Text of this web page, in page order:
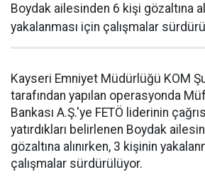
Boydak ailesinden 6 kişi gözaltına
yakalanması için çalışmalar
Kayseri Emniyet Müdürlüğü KOM
tarafından yapılan operasyonda
Bankası A.Ş.'ye FETÖ liderinin
yatırdıkları belirlenen Boydak
gözaltına alınırken, 3 kişinin
çalışmalar sürdürülüyor.